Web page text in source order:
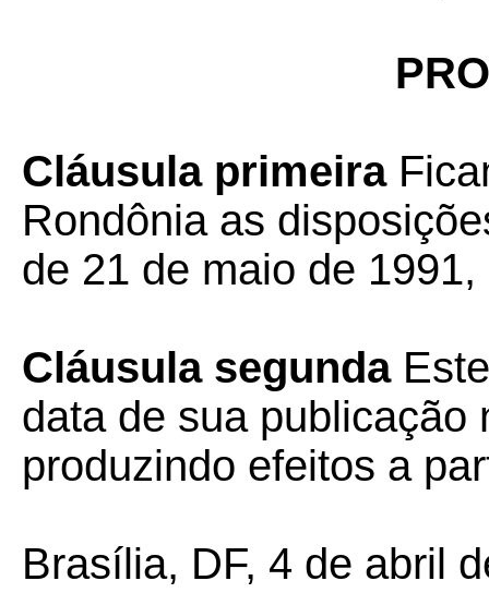
Cláusula primeira
Rondônia as
de 21 de maio de
Cláusula segunda
data de sua publicação
produzindo efeitos a
Brasília, DF, 4 de abril